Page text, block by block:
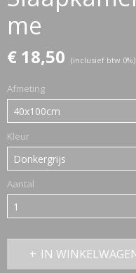
me
€ 18,50 (inclusief btw 0%)
Afmeting
Kleur
Aantal
IN